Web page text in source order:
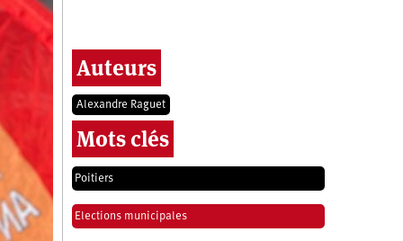
Auteurs
Alexandre Raguet
Mots clés
Poitiers
Elections municipales